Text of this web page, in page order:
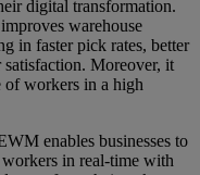
digital transformation.
warehouse
in faster pick rates, better
Moreover, it
of workers in a high
enables businesses to
in real-time with